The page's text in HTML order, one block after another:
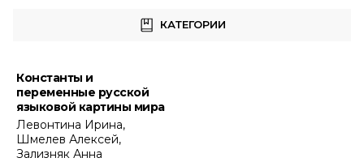
КАТЕГОРИИ
Константы и
переменные русской
языковой картины мира
Левонтина Ирина,
Шмелев Алексей,
Зализняк Анна